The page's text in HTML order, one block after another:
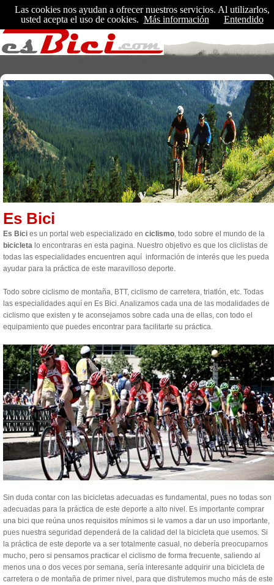
Es Bici
Es Bici es un portal web especializado en ciclismo, todo sobre el mundo de la
bicicleta lo encontraras en esta pagina. Nuestro objetivo es que los cliclistas de
todas las especialidades encuentren aquí información de interés que les pueda
ayudar para la práctica de este maravilloso deporte.
Todo sobre ciclismo de montaña, BTT, ciclismo de carretera, triatlón, etc. Todas
las especialidades aquí en Es Bici. Analizamos cada una de las modalidades de
ciclismo que existen y te aconsejamos sobre cada una de ellas, con todo el
equipamiento que puedes encontrar para facilitarte su práctica.
Sin duda contar con las bicicletas adecuadas es fundamental, pues no todas son
adecuadas para la práctica de este deporte a alto nivel. Es importante comprar
una bici que reúna unos requisitos mínimos si le vamos a dar un uso importante,
pues nuestra seguridad dependerá de la calidad del la bicicleta que usemos. Si
la práctica de este deporte va a ser totalmente casual, no debería preocuparnos
mucho, pero si pensamos practicar el ciclismo de forma frecuente, saliendo al
menos una o dos veces por semana, sería interesante adquirir una bicicleta de
carretera o de montaña de primer nivel, para que disfrutemos mucho más de este
Las cookies nos ayudan a ofrecer nuestros servicios. Al utilizarlos,
usted acepta el uso de cookies. Más información Entendido